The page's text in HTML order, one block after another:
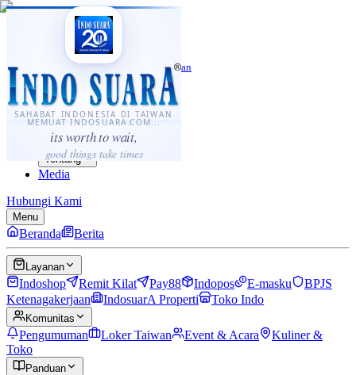
SAHABAT INDONESIA DI TAIWAN
MEMUAT INDOSUARA.COM...
its worth to wait,
good things take times
·...
⌘K
Sahabat Indonesia di Taiwan
Berita
Layanan
Komunitas
Panduan
Tentang
Media
Hubungi Kami
Menu
Beranda Berita
Layanan
Indoshop Remit Kilat Pay88 Indopos E-masku
BPJS
Ketenagakerjaan
IndosuarA Properti Toko Indo
Komunitas
Pengumuman Loker Taiwan Event & Acara
Kuliner &
Toko
Panduan